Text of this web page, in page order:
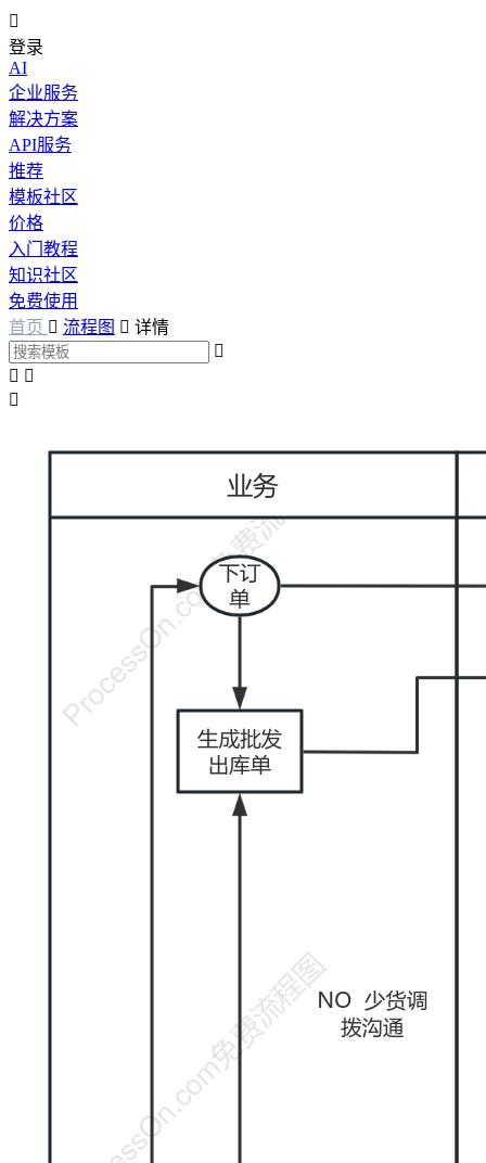

登录
AI
企业服务
解决方案
API服务
推荐
模板社区
价格
入门教程
知识社区
免费使用
首页  流程图  详情

 
